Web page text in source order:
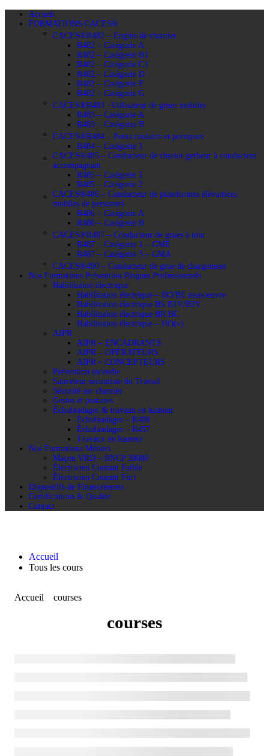
Accueil
FORMATIONS CACES®
CACES®R482 – Engins de chantier
R482 – Catégorie A
R482 – Catégorie B1
R482 – Catégorie C1
R482 – Catégorie D
R482 – Catégorie F
R482 – Catégorie G
CACES®R483 –Utilisateur de grues mobiles
R483 – Catégorie A
R483 – Catégorie B
CACES®R484 – Ponts roulants et portiques
R484 – Catégorie 1
CACES®485 – Conducteur de chariot gerbeur à conducteur
accompagnant
R485 – Catégorie 1
R485 – Catégorie 2
CACES®486 – Conducteur de plateformes élévatrices
mobiles de personnel
R486 – Catégorie A
R486 – Catégorie B
CACES®R487 – Conducteur de grues à tour
R487 – Catégorie 1 – GME
R487 – Catégorie 3 – GMA
CACES®490 – Conducteur de grue de chargement
Nos Formations Prévention Risques Professionnels
Habilitation électrique
Habilitation électrique – BO/BE manoeuvre
Habilitation électrique BS B1V/B2V
Habilitation électrique BR BC
Habilitation électrique – HO(v)
AIPR
AIPR – ENCADRANTS
AIPR – OPÉRATEURS
AIPR – CONCEPTEURS
Prévention incendie
Sauveteur secouriste du Travail
Sécurité sur chantier
Gestes et postures
Échafaudages & travaux en hauteur
Échafaudages – R408
Échafaudages – R457
Travaux en hauteur
Nos Formations Métiers
Maçon VRD – RNCP 38080
Électricien Courant Faible
Électricien Courant Fort
Dispositifs de Financements
Certifications & Qualité
Contact
Accueil
Tous les cours
Accueil courses
courses